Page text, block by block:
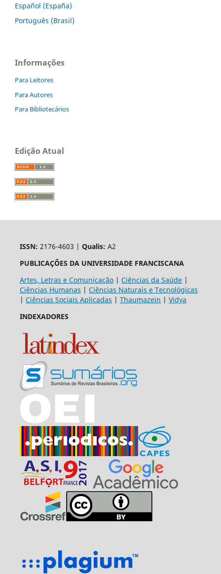
Español (España)
Português (Brasil)
Informações
Para Leitores
Para Autores
Para Bibliotecários
Edição Atual
ISSN: 2176-4603 | Qualis: A2
PUBLICAÇÕES DA UNIVERSIDADE FRANCISCANA
Artes, Letras e Comunicação| Ciências da Saúde|
Ciências Humanas | Ciências Naturais e Tecnológicas
| Ciências Sociais Aplicadas | Thaumazein | Vidya
INDEXADORES